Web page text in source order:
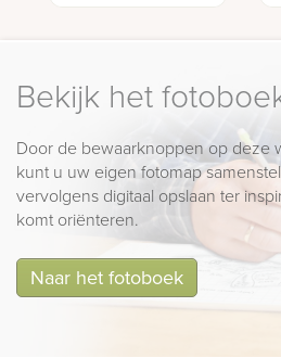
Bekijk het
Door de bewaarknoppen op deze
kunt u uw eigen fotomap
vervolgens digitaal opslaan ter
komt oriënteren.
Naar het fotoboek